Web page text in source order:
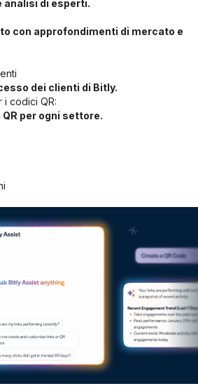
analisi di esperti.
con approfondimenti di mercato e
dei clienti di Bitly.
i codici QR:
per ogni settore.